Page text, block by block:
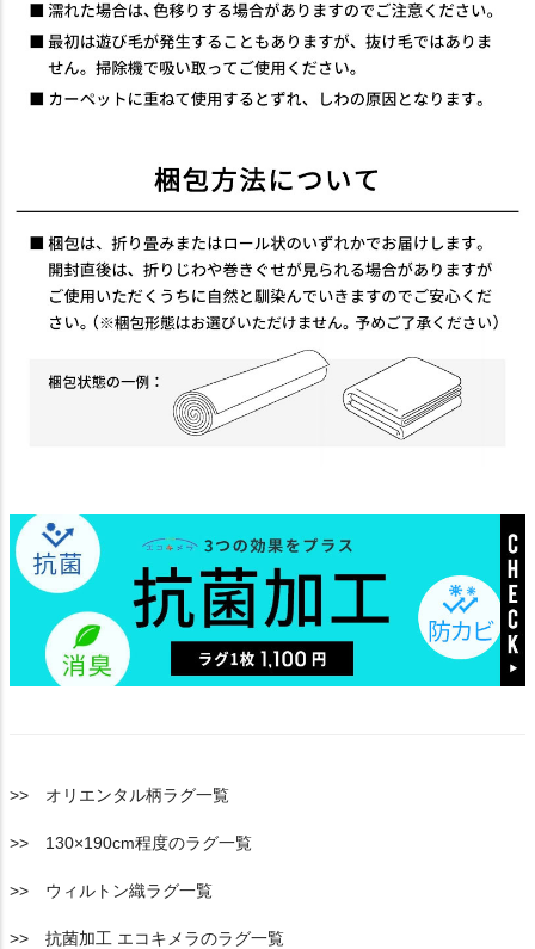
>> オリエンタル柄ラグ一覧
>> 130×190cm程度のラグ一覧
>> ウィルトン織ラグ一覧
>> 抗菌加工 エコキメラのラグ一覧